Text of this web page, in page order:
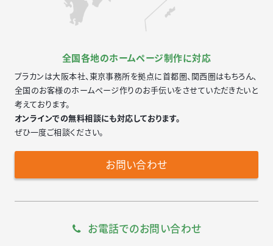
全国各地のホームページ制作に対応
プラカンは大阪本社、東京事務所を拠点に首都圏、関西圏はもちろん、
全国のお客様のホームページ作りのお手伝いをさせていただきたいと
考えております。
オンラインでの無料相談にも対応しております。
ぜひ一度ご相談ください。
お問い合わせ
お電話でのお問い合わせ